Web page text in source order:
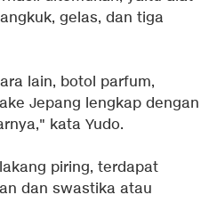
gelas, dan tiga
lain, botol parfum,
Jepang lengkap dengan
kata Yudo.
piring, terdapat
dan swastika atau